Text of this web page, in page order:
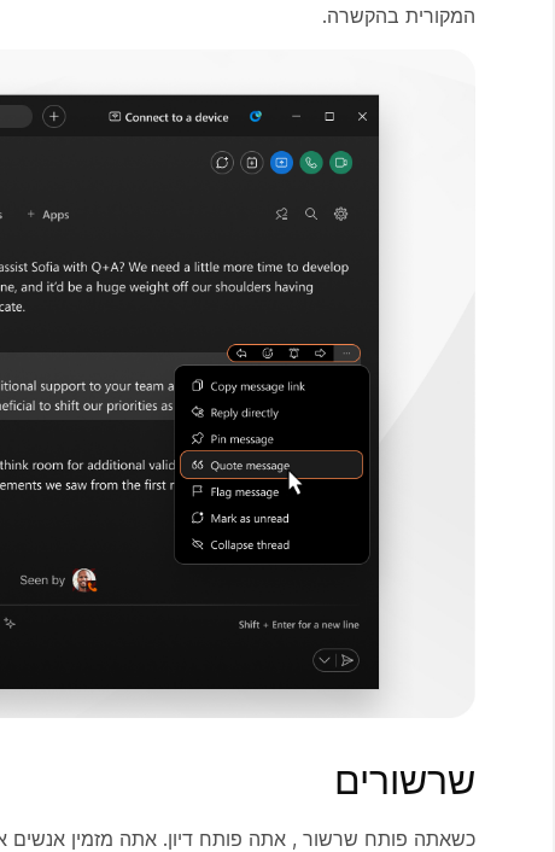
המקורית בהקשרה.
שרשורים
כשאתה פותח שרשור , אתה פותח דיון. אתה מזמין